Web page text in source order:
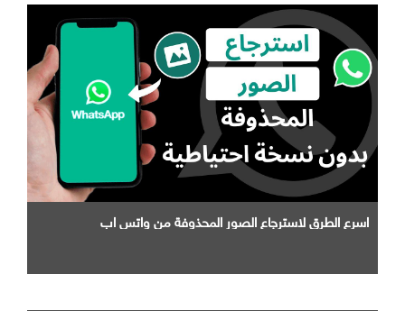
اسرع الطرق لاسترجاع الصور المحذوفة من واتس اب